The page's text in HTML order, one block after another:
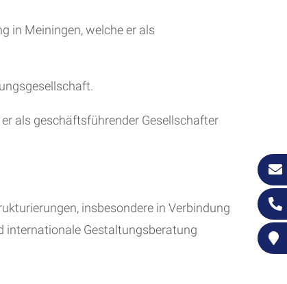
in Meiningen, welche er als
als geschäftsführender Gesellschafter
insbesondere in Verbindung
internationale Gestaltungsberatung